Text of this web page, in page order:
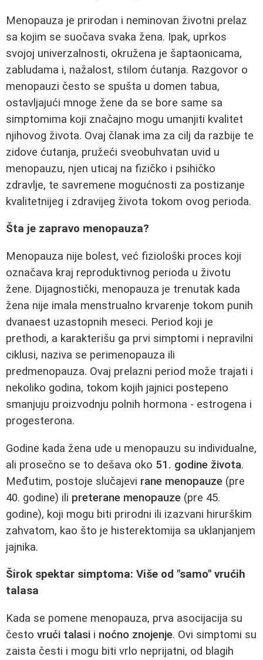
Menopauza je prirodan i neminovan životni prelaz
sa kojim se suočava svaka žena. Ipak, uprkos
svojoj univerzalnosti, okružena je šaptaonicama,
zabludama i, nažalost, stilom ćutanja. Razgovor o
menopauzi često se spušta u domen tabua,
ostavljajući mnoge žene da se bore same sa
simptomima koji značajno mogu umanjiti kvalitet
njihovog života. Ovaj članak ima za cilj da razbije te
zidove ćutanja, pružeći sveobuhvatan uvid u
menopauzu, njen uticaj na fizičko i psihičko
zdravlje, te savremene mogućnosti za postizanje
kvalitetnijeg i zdravijeg života tokom ovog perioda.
Šta je zapravo menopauza?
Menopauza nije bolest, već fiziološki proces koji
označava kraj reproduktivnog perioda u životu
žene. Dijagnostički, menopauza je trenutak kada
žena nije imala menstrualno krvarenje tokom punih
dvanaest uzastopnih meseci. Period koji je
prethodi, a karakterišu ga prvi simptomi i nepravilni
ciklusi, naziva se perimenopauza ili
predmenopauza. Ovaj prelazni period može trajati i
nekoliko godina, tokom kojih jajnici postepeno
smanjuju proizvodnju polnih hormona - estrogena i
progesterona.
Godine kada žena ude u menopauzu su individualne,
ali prosečno se to dešava oko 51. godine života.
Međutim, postoje slučajevi rane menopauze (pre
40. godine) ili preterane menopauze (pre 45.
godine), koji mogu biti prirodni ili izazvani hirurškim
zahvatom, kao što je histerektomija sa uklanjanjem
jajnika.
Širok spektar simptoma: Više od "samo" vrućih
talasa
Kada se pomene menopauza, prva asocijacija su
često vrući talasi i noćno znojenje. Ovi simptomi su
zaista česti i mogu biti vrlo neprijatni, od blagih